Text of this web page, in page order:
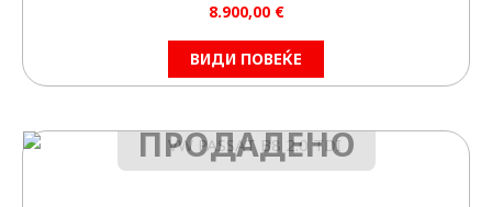
8.900,00 €
ВИДИ ПОВЕЌЕ
ПРОДАДЕНО